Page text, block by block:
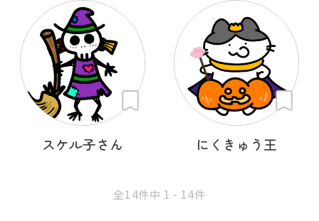
スケル子さん にくきゅう王
全14件中 1 - 14件